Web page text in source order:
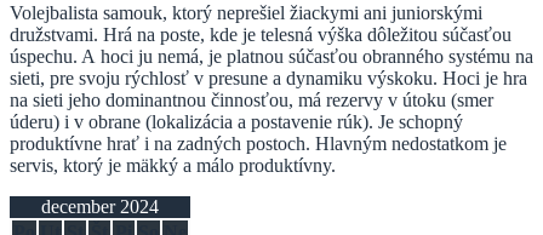
Volejbalista samouk, ktorý neprešiel žiackymi ani juniorskými
družstvami. Hrá na poste, kde je telesná výška dôležitou súčasťou
úspechu. A hoci ju nemá, je platnou súčasťou obranného systému na
sieti, pre svoju rýchlosť v presune a dynamiku výskoku. Hoci je hra
na sieti jeho dominantnou činnosťou, má rezervy v útoku (smer
úderu) i v obrane (lokalizácia a postavenie rúk). Je schopný
produktívne hrať i na zadných postoch. Hlavným nedostatkom je
servis, ktorý je mäkký a málo produktívny.
december 2024